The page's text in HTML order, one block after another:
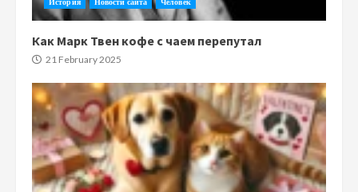
Как Марк Твен кофе с чаем перепутал
21 February 2025